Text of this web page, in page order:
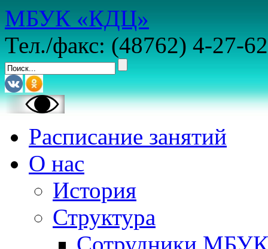
МБУК «КДЦ»
Тел./факс: (48762) 4-27-62
Расписание занятий
О нас
История
Структура